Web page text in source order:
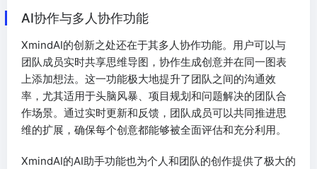
AI协作与多人协作功能
XmindAI的创新之处还在于其多人协作功能。用户可以与
团队成员实时共享思维导图，协作生成创意并在同一图表
上添加想法。这一功能极大地提升了团队之间的沟通效
率，尤其适用于头脑风暴、项目规划和问题解决的团队合
作场景。通过实时更新和反馈，团队成员可以共同推进思
维的扩展，确保每个创意都能够被全面评估和充分利用。
XmindAI的AI助手功能也为个人和团队的创作提供了极大的